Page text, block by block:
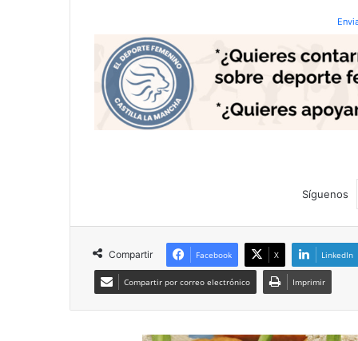
Síguenos
Compartir Facebook X LinkedIn
Compartir por correo electrónico Imprimir